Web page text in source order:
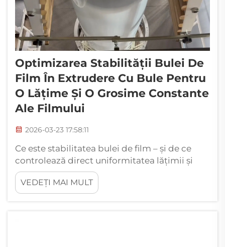
Optimizarea Stabilității Bulei De
Film În Extrudere Cu Bule Pentru
O Lățime Și O Grosime Constante
Ale Filmului
2026-03-23 17:58:11
Ce este stabilitatea bulei de film – și de ce
controlează direct uniformitatea lățimii și
grosimii. Stabilitatea bulei de film se referă la
formarea și menținerea constantă a bulei de
polimer în timpul extrudării prin metoda
VEDEȚI MAI MULT